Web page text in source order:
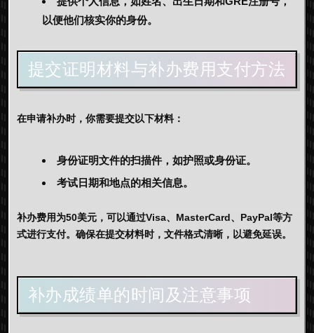
以便他们核实你的身份。
提交证明材料与补办费用支付方法
在申请补办时，你需要提交以下材料：
身份证明文件的扫描件，如护照或身份证。
考试日期和地点的相关信息。
补办费用为50美元，可以通过Visa、MasterCard、PayPal等方
式进行支付。确保在提交材料时，文件格式清晰，以避免延误。
补办成绩单的时间及注意事项